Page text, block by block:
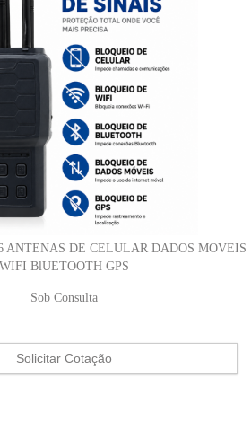
ANTENAS DE CELULAR DADOS MOVEIS
WIFI BlUETOOTH GPS
Sob Consulta